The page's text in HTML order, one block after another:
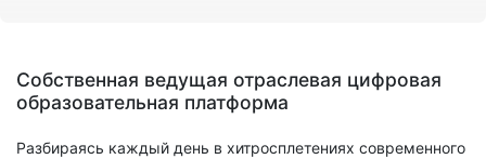
Собственная ведущая отраслевая цифровая
образовательная платформа
Разбираясь каждый день в хитросплетениях современного